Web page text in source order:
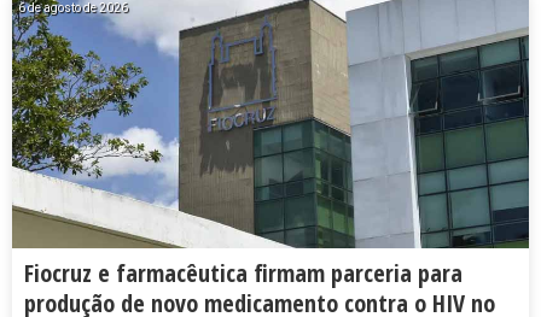
6 de agosto de 2026
Fiocruz e farmacêutica firmam parceria para
produção de novo medicamento contra o HIV no